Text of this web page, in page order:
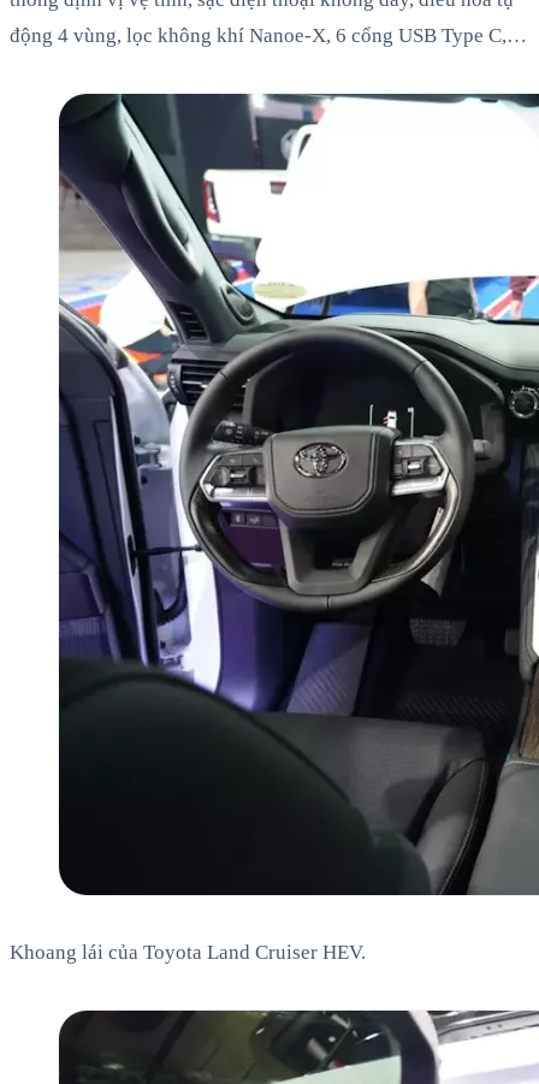
động 4 vùng, lọc không khí Nanoe-X, 6 cổng USB Type C,…
Khoang lái của Toyota Land Cruiser HEV.